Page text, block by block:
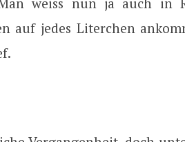
auf jedes Literchen